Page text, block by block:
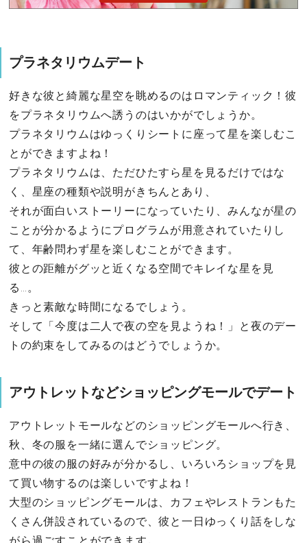
プラネタリウムデート
好きな彼と綺麗な星空を眺めるのはロマンティック！彼
をプラネタリウムへ誘うのはいかがでしょうか。
プラネタリウムはゆっくりシートに座って星を楽しむこ
とができますよね！
プラネタリウムは、ただひたすら星を見るだけではな
く、星座の種類や説明がきちんとあり、
それが面白いストーリーになっていたり、みんなが星の
ことが分かるようにプログラムが用意されていたりし
て、年齢問わず星を楽しむことができます。
彼との距離がグッと近くなる空間でキレイな星を見
る…。
きっと素敵な時間になるでしょう。
そして「今度は二人で夜の空を見ようね！」と夜のデー
トの約束をしてみるのはどうでしょうか。
アウトレットなどショッピングモールでデート
アウトレットモールなどのショッピングモールへ行き、
秋、冬の服を一緒に選んでショッピング。
意中の彼の服の好みが分かるし、いろいろショップを見
て買い物するのは楽しいですよね！
大型のショッピングモールは、カフェやレストランもた
くさん併設されているので、彼と一日ゆっくり話をしな